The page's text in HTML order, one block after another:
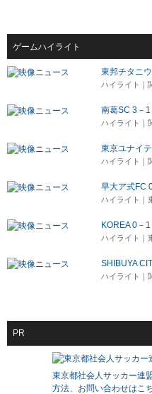
ゲームハイライト
東邦チタニ
ハイライト｜
南葛SC 3－
ハイライト｜
東京ユナイ
ハイライト｜
早大ア式FC
ハイライト｜
KOREA 0－
ハイライト｜
SHIBUYA
ハイライト｜
PR
東京都社会人サッカー連
方法、お問い合わせはこ